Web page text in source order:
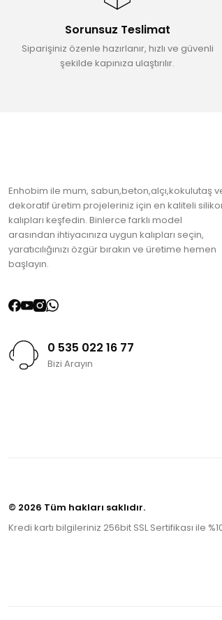
Ürün fiyatı diğer sitelerden daha pahalı.
Bu ürüne benzer farklı alternatifler olmalı.
Sorunsuz Teslimat
Siparişiniz özenle hazırlanır, hızlı ve güvenli
şekilde kapınıza ulaştırılır.
Enhobim ile mum, sabun,beton,alçı,kokulutaş
dekoratif üretim projeleriniz için en kaliteli
kalıpları keşfedin. Binlerce farklı model
arasından ihtiyacınıza uygun kalıpları seçin,
yaratıcılığınızı özgür bırakın ve üretime hemen
başlayın.
0 535 022 16 77
Bizi Arayın
© 2026 Tüm hakları saklıdır.
Kredi kartı bilgileriniz 256bit SSL Sertifikası ile